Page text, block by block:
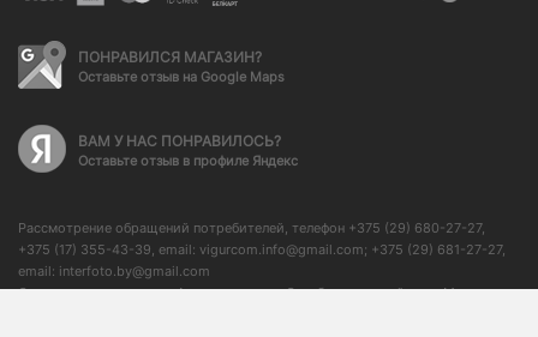
ПОНРАВИЛСЯ МАГАЗИН?
Оставьте отзыв на Google Maps
ВАМ У НАС ПОНРАВИЛОСЬ?
Оставьте отзыв в профиле Яндекс
Рассмотрение обращений потребителей, телефон +375 (29) 680-27-27,
+375 (17) 355-43-39, email: vigurcom.info@gmail.com; +375 (29) 681-27-27,
email: interfoto.by@gmail.com
Отдел торговли и услуг Администрации Октябрьского района г. Минска: +